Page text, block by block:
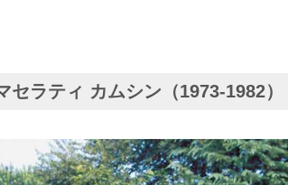
ラティ カムシン（1973-1982）